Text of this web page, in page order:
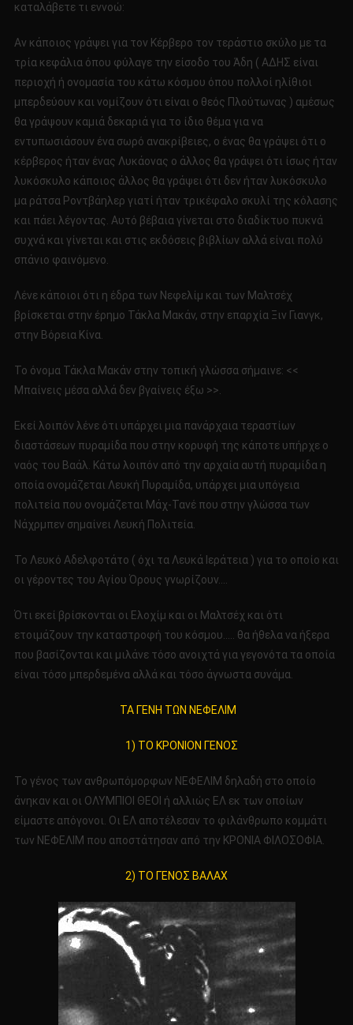
καταλάβετε τι εννοώ:
Αν κάποιος γράψει για τον Κέρβερο τον τεράστιο σκύλο με τα
τρία κεφάλια όπου φύλαγε την είσοδο του Άδη ( ΑΔΗΣ είναι
περιοχή ή ονομασία του κάτω κόσμου όπου πολλοί ηλίθιοι
μπερδεύουν και νομίζουν ότι είναι ο θεός Πλούτωνας ) αμέσως
θα γράψουν καμιά δεκαριά για το ίδιο θέμα για να
εντυπωσιάσουν ένα σωρό ανακρίβειες, ο ένας θα γράψει ότι ο
κέρβερος ήταν ένας Λυκάονας ο άλλος θα γράψει ότι ίσως ήταν
λυκόσκυλο κάποιος άλλος θα γράψει ότι δεν ήταν λυκόσκυλο
μα ράτσα Ροντβάηλερ γιατί ήταν τρικέφαλο σκυλί της κόλασης
και πάει λέγοντας. Αυτό βέβαια γίνεται στο διαδίκτυο πυκνά
συχνά και γίνεται και στις εκδόσεις βιβλίων αλλά είναι πολύ
σπάνιο φαινόμενο.
Λένε κάποιοι ότι η έδρα των Νεφελίμ και των Μαλτσέχ
βρίσκεται στην έρημο Τάκλα Μακάν, στην επαρχία Ξιν Γιανγκ,
στην Βόρεια Κίνα.
Το όνομα Τάκλα Μακάν στην τοπική γλώσσα σήμαινε: <<
Μπαίνεις μέσα αλλά δεν βγαίνεις έξω >>.
Εκεί λοιπόν λένε ότι υπάρχει μια πανάρχαια τεραστίων
διαστάσεων πυραμίδα που στην κορυφή της κάποτε υπήρχε ο
ναός του Βαάλ. Κάτω λοιπόν από την αρχαία αυτή πυραμίδα η
οποία ονομάζεται Λευκή Πυραμίδα, υπάρχει μια υπόγεια
πολιτεία που ονομάζεται Μάχ-Τανέ που στην γλώσσα των
Νάχρμπεν σημαίνει Λευκή Πολιτεία.
Το Λευκό Αδελφοτάτο ( όχι τα Λευκά Ιεράτεια ) για το οποίο και
οι γέροντες του Αγίου Όρους γνωρίζουν….
Ότι εκεί βρίσκονται οι Ελοχίμ και οι Μαλτσέχ και ότι
ετοιμάζουν την καταστροφή του κόσμου….. θα ήθελα να ήξερα
που βασίζονται και μιλάνε τόσο ανοιχτά για γεγονότα τα οποία
είναι τόσο μπερδεμένα αλλά και τόσο άγνωστα συνάμα.
ΤΑ ΓΕΝΗ ΤΩΝ ΝΕΦΕΛΙΜ
1) ΤΟ ΚΡΟΝΙΟΝ ΓΕΝΟΣ
Το γένος των ανθρωπόμορφων ΝΕΦΕΛΙΜ δηλαδή στο οποίο
άνηκαν και οι ΟΛΥΜΠΙΟΙ ΘΕΟΙ ή αλλιώς ΕΛ εκ των οποίων
είμαστε απόγονοι. Οι ΕΛ αποτέλεσαν το φιλάνθρωπο κομμάτι
των ΝΕΦΕΛΙΜ που αποστάτησαν από την ΚΡΟΝΙΑ ΦΙΛΟΣΟΦΙΑ.
2) ΤΟ ΓΕΝΟΣ ΒΑΛΑΧ